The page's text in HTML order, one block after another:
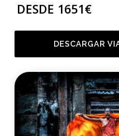
DESDE 1651€
DESCARGAR